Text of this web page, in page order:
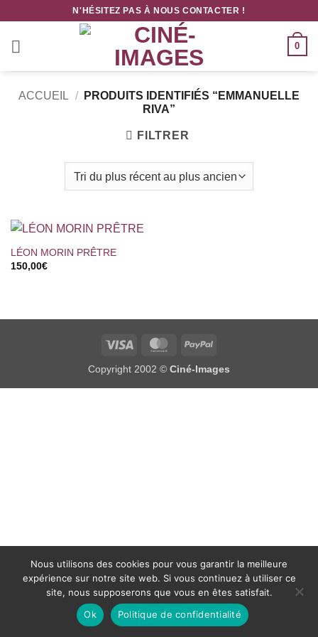
contenu
N'HÉSITEZ PAS À NOUS CONTACTER !
0
ACCUEIL /
PRODUITS IDENTIFIÉS “EMMANUELLE
RIVA”
FILTRER
LÉON MORIN PRÊTRE
150,00€
Visa MasterCardPayPal
Copyright 2002 © Ciné-Images
Nous utilisons des cookies pour vous garantir la meilleure
expérience sur notre site web. Si vous continuez à utiliser ce
site, nous supposerons que vous en êtes satisfait.
Ok
Politique de confidentialité